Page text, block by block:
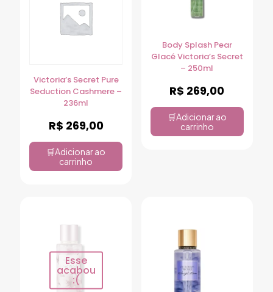
Victoria’s Secret Pure
Seduction Cashmere –
236ml
R$ 269,00
Adicionar ao
carrinho
Body Splash Pear
Glacé Victoria’s Secret
– 250ml
R$ 269,00
Adicionar ao
carrinho
Esse
acabou
:(